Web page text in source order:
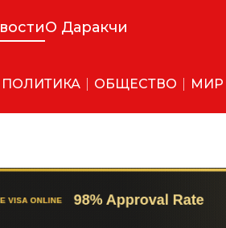
О Даракчи
ПОЛИТИКА ОБЩЕСТВО МИР
МИР